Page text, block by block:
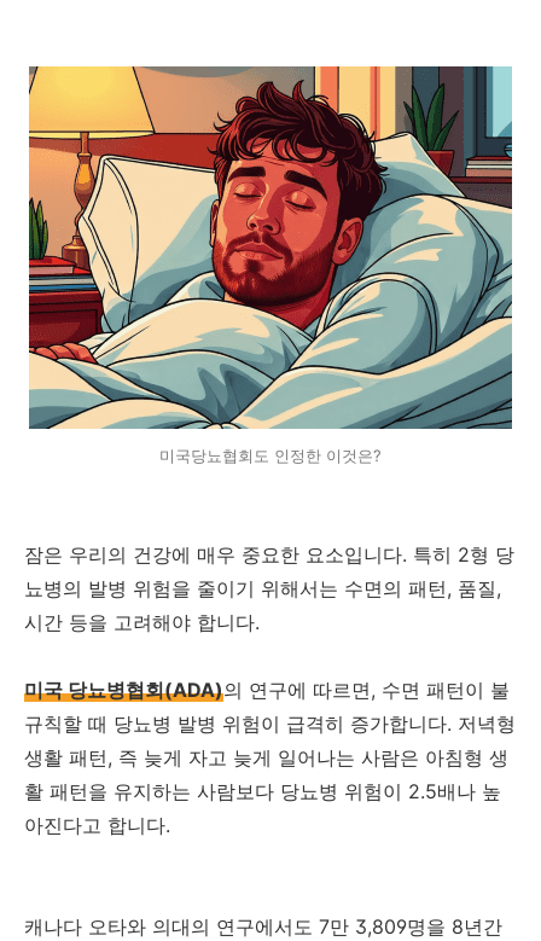
미국당뇨협회도 인정한 이것은?
잠은 우리의 건강에 매우 중요한 요소입니다. 특히 2형 당
뇨병의 발병 위험을 줄이기 위해서는 수면의 패턴, 품질,
시간 등을 고려해야 합니다.
미국 당뇨병협회(ADA)의 연구에 따르면, 수면 패턴이 불
규칙할 때 당뇨병 발병 위험이 급격히 증가합니다. 저녁형
생활 패턴, 즉 늦게 자고 늦게 일어나는 사람은 아침형 생
활 패턴을 유지하는 사람보다 당뇨병 위험이 2.5배나 높
아진다고 합니다.
캐나다 오타와 의대의 연구에서도 7만 3,809명을 8년간